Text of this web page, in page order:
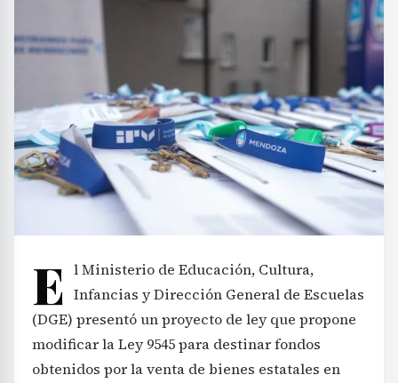
E l Ministerio de Educación, Cultura,
Infancias y Dirección General de Escuelas
(DGE) presentó un proyecto de ley que propone
modificar la Ley 9545 para destinar fondos
obtenidos por la venta de bienes estatales en